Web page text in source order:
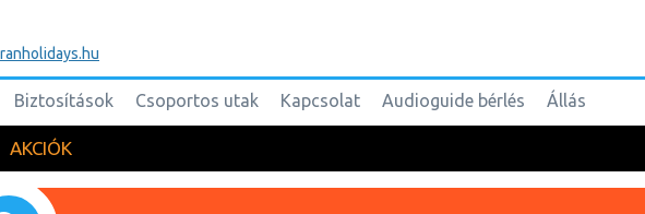
Biztosítások Csoportos utak Kapcsolat Audioguide bérlés Állás
AKCIÓK